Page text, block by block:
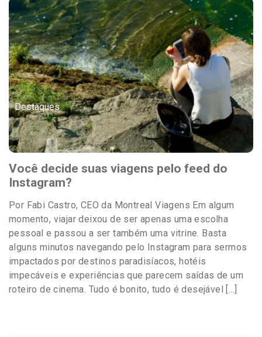
Destaques
Você decide suas viagens pelo feed do
Instagram?
Por Fabi Castro, CEO da Montreal Viagens Em algum
momento, viajar deixou de ser apenas uma escolha
pessoal e passou a ser também uma vitrine. Basta
alguns minutos navegando pelo Instagram para sermos
impactados por destinos paradisíacos, hotéis
impecáveis e experiências que parecem saídas de um
roteiro de cinema. Tudo é bonito, tudo é desejável […]